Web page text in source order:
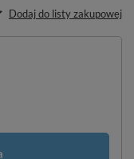
Dodaj do listy zakupowej